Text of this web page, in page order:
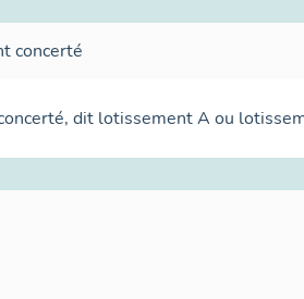
concerté
dit lotissement A ou